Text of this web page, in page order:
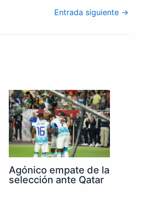
Entrada siguiente →
Agónico empate de la
selección ante Qatar